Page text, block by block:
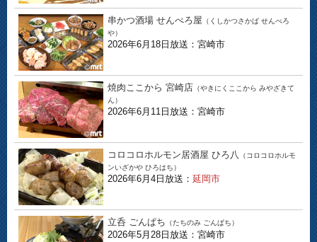
串かつ酒場 せんべろ屋 （くしかつさかば せんべろ
や）
2026年6月18日放送：宮崎市
焼肉ここから 宮崎店 （やきにくここから みやざきて
ん）
2026年6月11日放送：宮崎市
コロコロホルモン居酒屋 ひろ八
（コロコロホルモ
ンいざかや ひろはち）
2026年6月4日放送： 延岡市
立呑 ごんぱち （たちのみ ごんぱち）
2026年5月28日放送：宮崎市